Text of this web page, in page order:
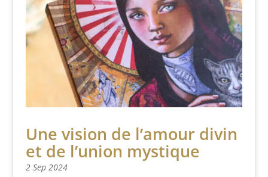
Une vision de l’amour divin
et de l’union mystique
2 Sep 2024